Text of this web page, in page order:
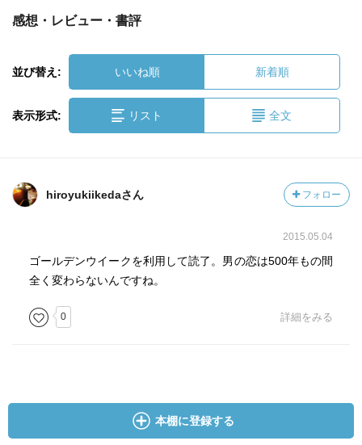
感想・レビュー・書評
並び替え: いいね順 新着順
表示形式: リスト 全文
hiroyukiikedaさん フォロー
2015.05.04
ゴールデンウイークを利用して読了。男の恋は500年もの間
全く変わらないんですね。
0 詳細をみる
本棚に登録する